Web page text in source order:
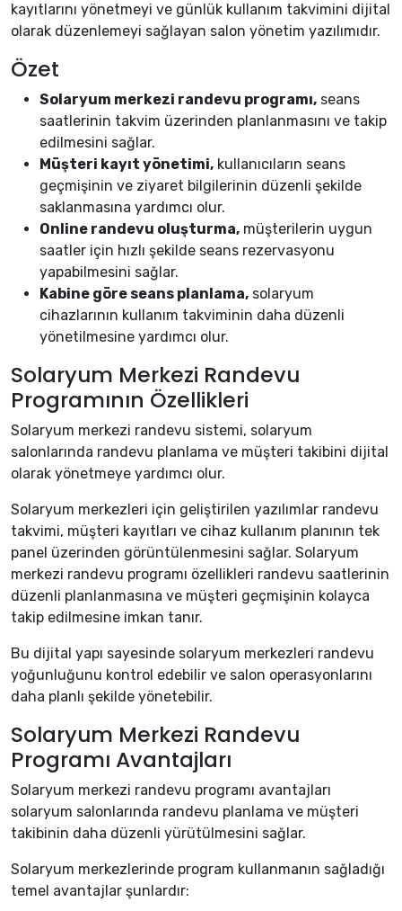
kayıtlarını yönetmeyi ve günlük kullanım takvimini dijital
olarak düzenlemeyi sağlayan salon yönetim yazılımıdır.
Özet
Solaryum merkezi randevu programı, seans
saatlerinin takvim üzerinden planlanmasını ve takip
edilmesini sağlar.
Müşteri kayıt yönetimi, kullanıcıların seans
geçmişinin ve ziyaret bilgilerinin düzenli şekilde
saklanmasına yardımcı olur.
Online randevu oluşturma, müşterilerin uygun
saatler için hızlı şekilde seans rezervasyonu
yapabilmesini sağlar.
Kabine göre seans planlama, solaryum
cihazlarının kullanım takviminin daha düzenli
yönetilmesine yardımcı olur.
Solaryum Merkezi Randevu
Programının Özellikleri
Solaryum merkezi randevu sistemi, solaryum
salonlarında randevu planlama ve müşteri takibini dijital
olarak yönetmeye yardımcı olur.
Solaryum merkezleri için geliştirilen yazılımlar randevu
takvimi, müşteri kayıtları ve cihaz kullanım planının tek
panel üzerinden görüntülenmesini sağlar. Solaryum
merkezi randevu programı özellikleri randevu saatlerinin
düzenli planlanmasına ve müşteri geçmişinin kolayca
takip edilmesine imkan tanır.
Bu dijital yapı sayesinde solaryum merkezleri randevu
yoğunluğunu kontrol edebilir ve salon operasyonlarını
daha planlı şekilde yönetebilir.
Solaryum Merkezi Randevu
Programı Avantajları
Solaryum merkezi randevu programı avantajları
solaryum salonlarında randevu planlama ve müşteri
takibinin daha düzenli yürütülmesini sağlar.
Solaryum merkezlerinde program kullanmanın sağladığı
temel avantajlar şunlardır: